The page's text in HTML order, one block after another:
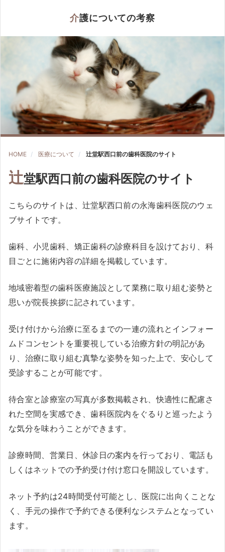
介護についての考察
HOME 医療について 辻堂駅西口前の歯科医院のサイト
辻堂駅西口前の歯科医院のサイト
こちらのサイトは、辻堂駅西口前の永海歯科医院のウェ
ブサイトです。
歯科、小児歯科、矯正歯科の診療科目を設けており、科
目ごとに施術内容の詳細を掲載しています。
地域密着型の歯科医療施設として業務に取り組む姿勢と
思いが院長挨拶に記されています。
受け付けから治療に至るまでの一連の流れとインフォー
ムドコンセントを重要視している治療方針の明記があ
り、治療に取り組む真摯な姿勢を知った上で、安心して
受診することが可能です。
待合室と診療室の写真が多数掲載され、快適性に配慮さ
れた空間を実感でき、歯科医院内をぐるりと巡ったよう
な気分を味わうことができます。
診療時間、営業日、休診日の案内を行っており、電話も
しくはネットでの予約受け付け窓口を開設しています。
ネット予約は24時間受付可能とし、医院に出向くことな
く、手元の操作で予約できる便利なシステムとなってい
ます。